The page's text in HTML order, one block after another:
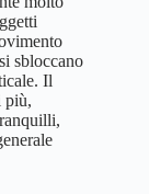
sbloccano
Il
più,